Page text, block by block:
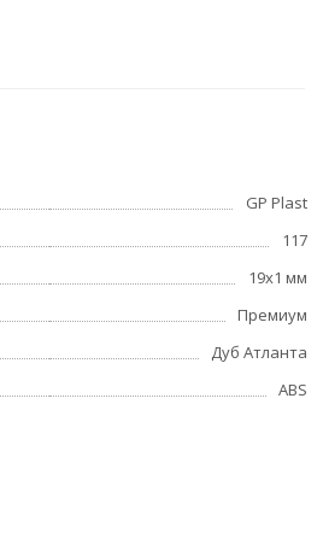
GP Plast
117
19x1 мм
Премиум
Дуб Атланта
ABS